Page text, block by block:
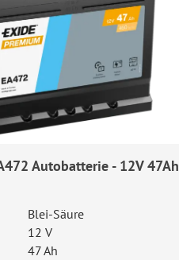
Autobatterie - 12V 47Ah
Blei-Säure
12 V
47 Ah